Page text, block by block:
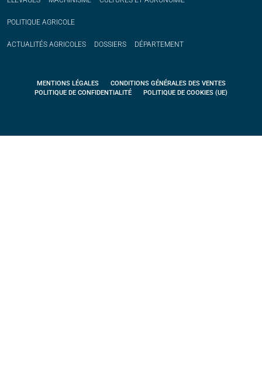
POLITIQUE AGRICOLE
ACTUALITÉS AGRICOLES DOSSIERS DÉPARTEMENT
MENTIONS LÉGALES
CONDITIONS GÉNÉRALES DES VENTES
POLITIQUE DE CONFIDENTIALITÉ
POLITIQUE DE COOKIES (UE)